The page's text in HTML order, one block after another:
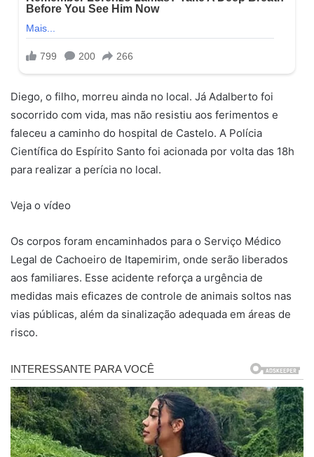
Diego, o filho, morreu ainda no local. Já Adalberto foi
socorrido com vida, mas não resistiu aos ferimentos e
faleceu a caminho do hospital de Castelo. A Polícia
Científica do Espírito Santo foi acionada por volta das 18h
para realizar a perícia no local.
Veja o vídeo
Os corpos foram encaminhados para o Serviço Médico
Legal de Cachoeiro de Itapemirim, onde serão liberados
aos familiares. Esse acidente reforça a urgência de
medidas mais eficazes de controle de animais soltos nas
vias públicas, além da sinalização adequada em áreas de
risco.